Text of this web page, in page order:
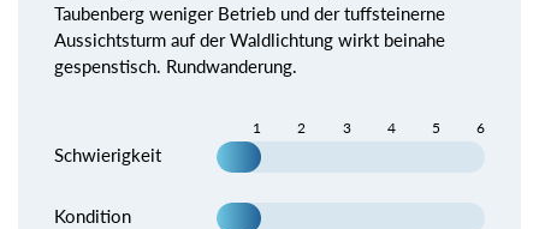
Taubenberg weniger Betrieb und der tuffsteinerne
Aussichtsturm auf der Waldlichtung wirkt beinahe
gespenstisch. Rundwanderung.
1 2 3 4 5 6
Schwierigkeit
Kondition